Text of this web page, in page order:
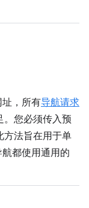
，所有导航请求
。您必须传入预
方法旨在用于单
都使用通用的